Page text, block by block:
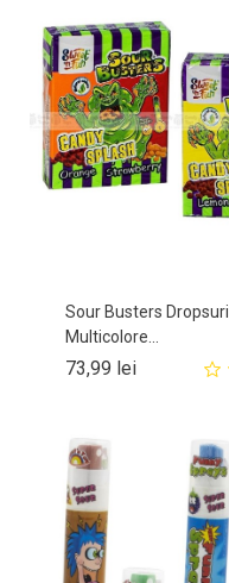
Sour Busters Dropsuri
Multicolore...
73,99 leiPret